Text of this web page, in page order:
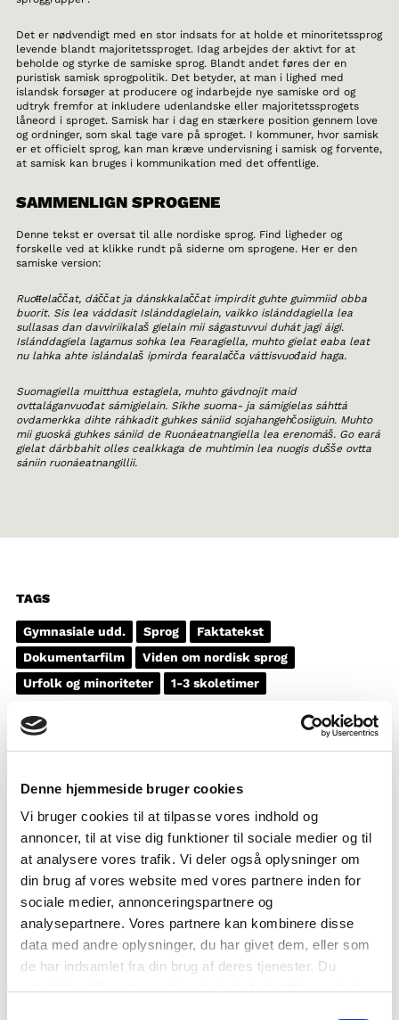
Denne hjemmeside bruger cookies
Vi bruger cookies til at tilpasse vores indhold og
annoncer, til at vise dig funktioner til sociale medier og til
at analysere vores trafik. Vi deler også oplysninger om
din brug af vores website med vores partnere inden for
sociale medier, annonceringspartnere og
analysepartnere. Vores partnere kan kombinere disse
data med andre oplysninger, du har givet dem, eller som
de har indsamlet fra din brug af deres tjenester. Du
TAGS
Gymnasiale udd. Sprog
Faktatekst
Dokumentarfilm
Viden om nordisk sprog
Urfolk og minoriteter
1-3 skoletimer
Det er nødvendigt med en stor indsats for at holde et minoritetssprog
levende blandt majoritetssproget. Idag arbejdes der aktivt for at
beholde og styrke de samiske sprog. Blandt andet føres der en
puristisk samisk sprogpolitik. Det betyder, at man i lighed med
islandsk forsøger at producere og indarbejde nye samiske ord og
udtryk fremfor at inkludere udenlandske eller majoritetssprogets
låneord i sproget. Samisk har i dag en stærkere position gennem love
og ordninger, som skal tage vare på sproget. I kommuner, hvor samisk
er et officielt sprog, kan man kræve undervisning i samisk og forvente,
at samisk kan bruges i kommunikation med det offentlige.
SAMMENLIGN SPROGENE
Denne tekst er oversat til alle nordiske sprog. Find ligheder og
forskelle ved at klikke rundt på siderne om sprogene. Her er den
samiske version:
Ruoŧŧelaččat, dáččat ja dánskkalaččat impirdit guhte guimmiid obba
buorit. Sis lea váddasit Islánddagielain, vaikko islánddagiella lea
sullasas dan davviriikalaš gielain mii ságastuvvui duhát jagi áigi.
Islánddagiela lagamus sohka lea Fearagiella, muhto gielat eaba leat
nu lahka ahte islándalaš ipmirda fearalačča váttisvuođaid haga.
Suomagiella muitthua estagiela, muhto gávdnojit maid
ovttaláganvuođat sámigielain. Sikhe suoma- ja sámigielas sáhttá
ovdamerkka dihte ráhkadit guhkes sániid sojahangehčosiiguin. Muhto
mii guoská guhkes sániid de Ruonáeatnangiella lea erenomáš. Go eará
gielat dárbbahit olles cealkkaga de muhtimin lea nuogis dušše ovtta
sániin ruonáeatnangillii.